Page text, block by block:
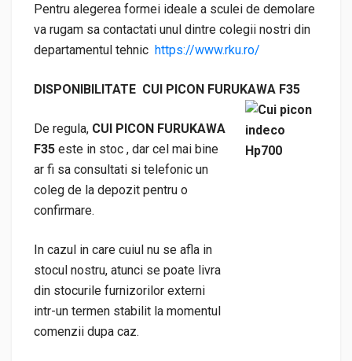
Pentru alegerea formei ideale a sculei de demolare
va rugam sa contactati unul dintre colegii nostri din
departamentul tehnic https://www.rku.ro/
DISPONIBILITATE CUI PICON FURUKAWA F35
De regula, CUI PICON FURUKAWA
F35 este in stoc , dar cel mai bine
ar fi sa consultati si telefonic un
coleg de la depozit pentru o
confirmare.
In cazul in care cuiul nu se afla in
stocul nostru, atunci se poate livra
din stocurile furnizorilor externi
intr-un termen stabilit la momentul
comenzii dupa caz.